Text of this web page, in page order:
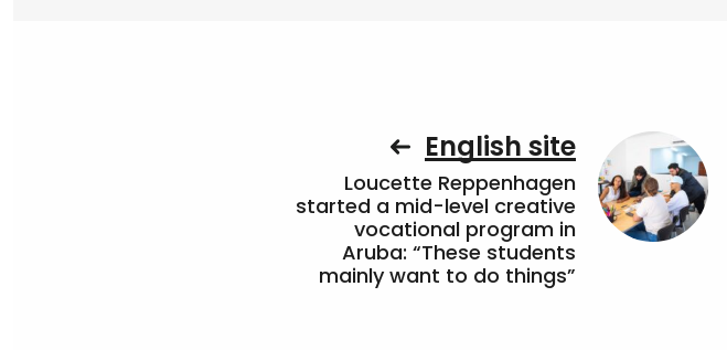
English site
Loucette Reppenhagen
started a mid-level creative
vocational program in
Aruba: “These students
mainly want to do things”